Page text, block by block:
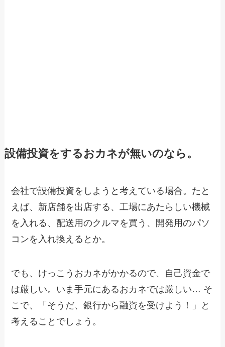
設備投資をするおカネが無いのなら。
会社で設備投資をしようと考えている場合。たと
えば、新店舗を出店する、工場にあたらしい機械
を入れる、配送用のクルマを買う、開発用のパソ
コンを入れ換えるとか。
でも、けっこうおカネがかかるので、自己資金で
は厳しい。いま手元にあるおカネでは厳しい… そ
こで、「そうだ、銀行から融資を受けよう！」と
考えることでしょう。